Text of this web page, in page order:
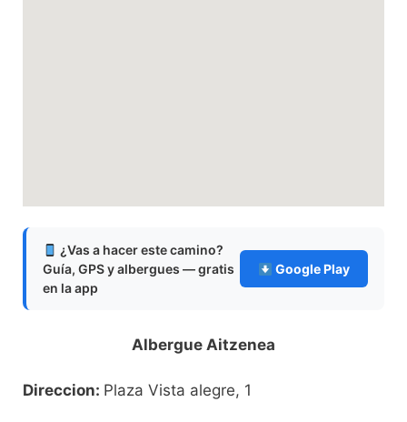
¿Vas a hacer este camino?
Guía, GPS y albergues — gratis
en la app
Google Play
Albergue Aitzenea
Direccion: Plaza Vista alegre, 1